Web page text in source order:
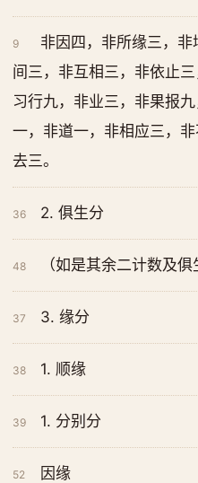
9
非因四，非所缘三，
间三，非互相三，非依止
习行九，非业三，非果报
一，非道一，非相应三，
去三。
36 2. 俱生分
48 （如是其余二计数及俱
37 3. 缘分
38 1. 顺缘
39 1. 分别分
52 因缘